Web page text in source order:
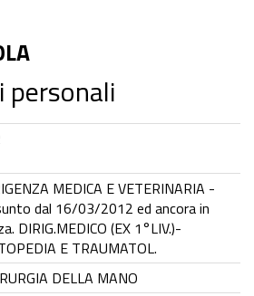
personali
MEDICA E VETERINARIA -
dal 16/03/2012 ed ancora in
DIRIG.MEDICO (EX 1°LIV.)-
E TRAUMATOL.
DELLA MANO